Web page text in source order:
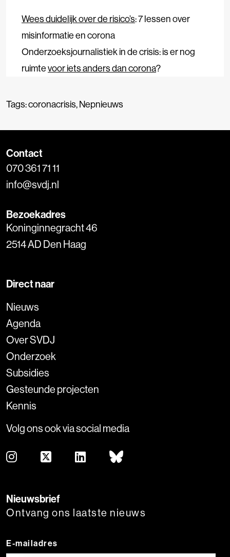
Wees duidelijk over de risico’s: 7 lessen over
misinformatie en corona
Onderzoeksjournalistiek in de crisis: is er nog
ruimtevoor iets anders dan corona?
Tags:coronacrisis,Nepnieuws
Contact
070 361 71 11
info@svdj.nl
Bezoekadres
Koninginnegracht 46
2514 AD Den Haag
Direct naar
Nieuws
Agenda
Over SVDJ
Onderzoek
Subsidies
Gesteunde projecten
Kennis
Volg ons ook via social media
Nieuwsbrief
Ontvang ons laatste nieuws
E-mailadres